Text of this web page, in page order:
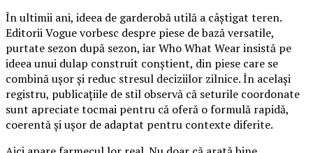
În ultimii ani, ideea de garderobă utilă a câștigat teren.
Editorii Vogue vorbesc despre piese de bază versatile,
purtate sezon după sezon, iar Who What Wear insistă pe
ideea unui dulap construit conștient, din piese care se
combină ușor și reduc stresul deciziilor zilnice. În același
registru, publicațiile de stil observă că seturile coordonate
sunt apreciate tocmai pentru că oferă o formulă rapidă,
coerentă și ușor de adaptat pentru contexte diferite.